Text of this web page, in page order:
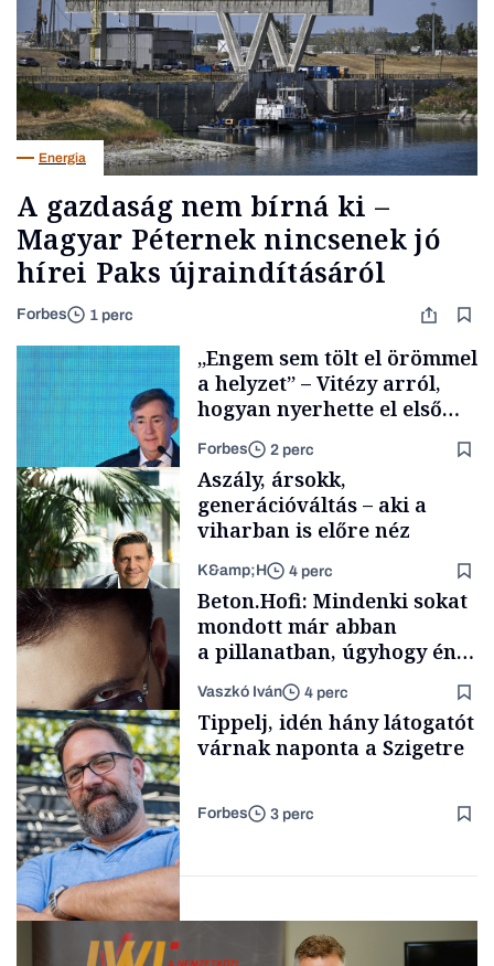
Energia
A gazdaság nem bírná ki –
Magyar Péternek nincsenek jó
hírei Paks újraindításáról
Forbes 1 perc
Elszámoltatás
„Engem sem tölt el örömmel
a helyzet” – Vitézy arról,
hogyan nyerhette el első
tenderét Mészárosék cége a
Tisza-kormány alatt
Forbes 2 perc
TÁMOGATÓI
TARTALOM
Aszály, ársokk,
generációváltás – aki a
viharban is előre néz
K&amp;H 4 perc
Forbes-sztori
Beton.Hofi: Mindenki sokat
mondott már abban
a pillanatban, úgyhogy én
a legsarkosabb
gondolataimat akartam
kimondani
Vaszkó Iván 4 perc
Tippelj, idén hány látogatót
várnak naponta a Szigetre
Forbes 3 perc